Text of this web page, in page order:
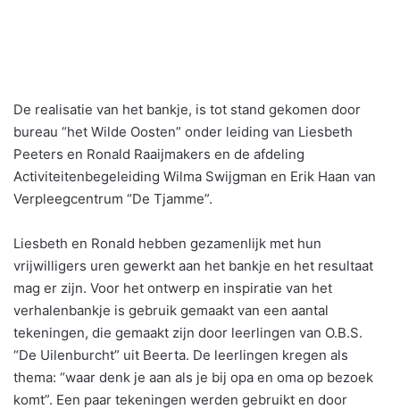
De realisatie van het bankje, is tot stand gekomen door
bureau “het Wilde Oosten” onder leiding van Liesbeth
Peeters en Ronald Raaijmakers en de afdeling
Activiteitenbegeleiding Wilma Swijgman en Erik Haan van
Verpleegcentrum “De Tjamme”.
Liesbeth en Ronald hebben gezamenlijk met hun
vrijwilligers uren gewerkt aan het bankje en het resultaat
mag er zijn. Voor het ontwerp en inspiratie van het
verhalenbankje is gebruik gemaakt van een aantal
tekeningen, die gemaakt zijn door leerlingen van O.B.S.
“De Uilenburcht” uit Beerta. De leerlingen kregen als
thema: “waar denk je aan als je bij opa en oma op bezoek
komt”. Een paar tekeningen werden gebruikt en door